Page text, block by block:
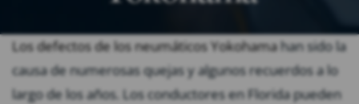
Los defectos de los neumáticos Yokohamahan sido la
causa de numerosas quejas y algunos recuerdos a lo
largo de los años. Los conductores en Florida pueden